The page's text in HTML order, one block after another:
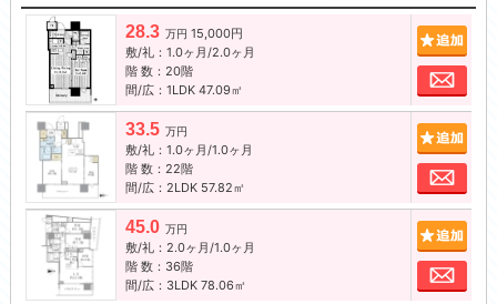
28.3 万円 15,000円
敷/礼：1.0ヶ月/2.0ヶ月
階 数：20階
間/広：1LDK 47.09㎡
お
33.5 万円
敷/礼：1.0ヶ月/1.0ヶ月
階 数：22階
間/広：2LDK 57.82㎡
お
45.0 万円
敷/礼：2.0ヶ月/1.0ヶ月
階 数：36階
間/広：3LDK 78.06㎡
お